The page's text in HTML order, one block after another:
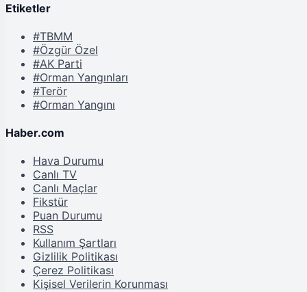
Etiketler
#TBMM
#Özgür Özel
#AK Parti
#Orman Yangınları
#Terör
#Orman Yangını
Haber.com
Hava Durumu
Canlı TV
Canlı Maçlar
Fikstür
Puan Durumu
RSS
Kullanım Şartları
Gizlilik Politikası
Çerez Politikası
Kişisel Verilerin Korunması